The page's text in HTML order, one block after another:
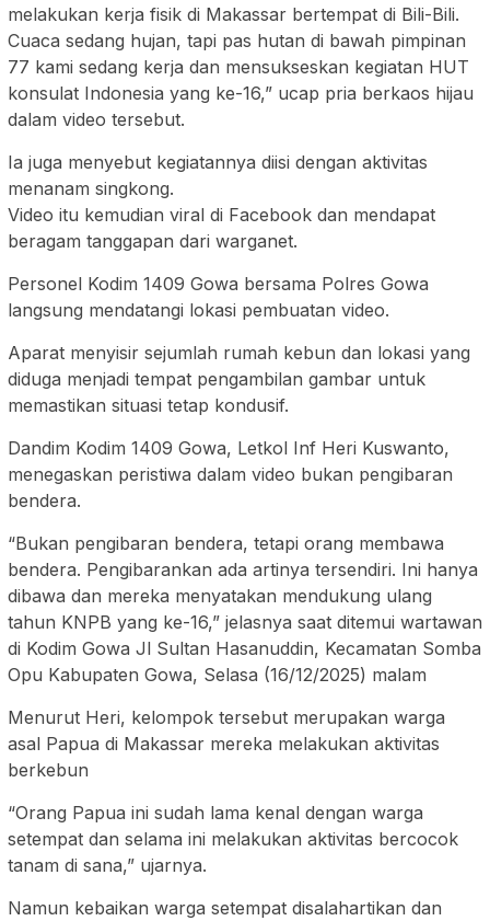
melakukan kerja fisik di Makassar bertempat di Bili-Bili.
Cuaca sedang hujan, tapi pas hutan di bawah pimpinan
77 kami sedang kerja dan mensukseskan kegiatan HUT
konsulat Indonesia yang ke-16,” ucap pria berkaos hijau
dalam video tersebut.
Ia juga menyebut kegiatannya diisi dengan aktivitas
menanam singkong.
Video itu kemudian viral di Facebook dan mendapat
beragam tanggapan dari warganet.
Personel Kodim 1409 Gowa bersama Polres Gowa
langsung mendatangi lokasi pembuatan video.
Aparat menyisir sejumlah rumah kebun dan lokasi yang
diduga menjadi tempat pengambilan gambar untuk
memastikan situasi tetap kondusif.
Dandim Kodim 1409 Gowa, Letkol Inf Heri Kuswanto,
menegaskan peristiwa dalam video bukan pengibaran
bendera.
“Bukan pengibaran bendera, tetapi orang membawa
bendera. Pengibarankan ada artinya tersendiri. Ini hanya
dibawa dan mereka menyatakan mendukung ulang
tahun KNPB yang ke-16,” jelasnya saat ditemui wartawan
di Kodim Gowa Jl Sultan Hasanuddin, Kecamatan Somba
Opu Kabupaten Gowa, Selasa (16/12/2025) malam
Menurut Heri, kelompok tersebut merupakan warga
asal Papua di Makassar mereka melakukan aktivitas
berkebun
“Orang Papua ini sudah lama kenal dengan warga
setempat dan selama ini melakukan aktivitas bercocok
tanam di sana,” ujarnya.
Namun kebaikan warga setempat disalahartikan dan